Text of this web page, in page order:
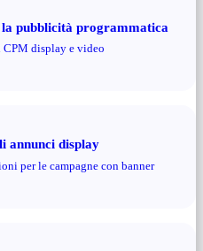
pubblicità programmatica
display e video
annunci display
per le campagne con banner